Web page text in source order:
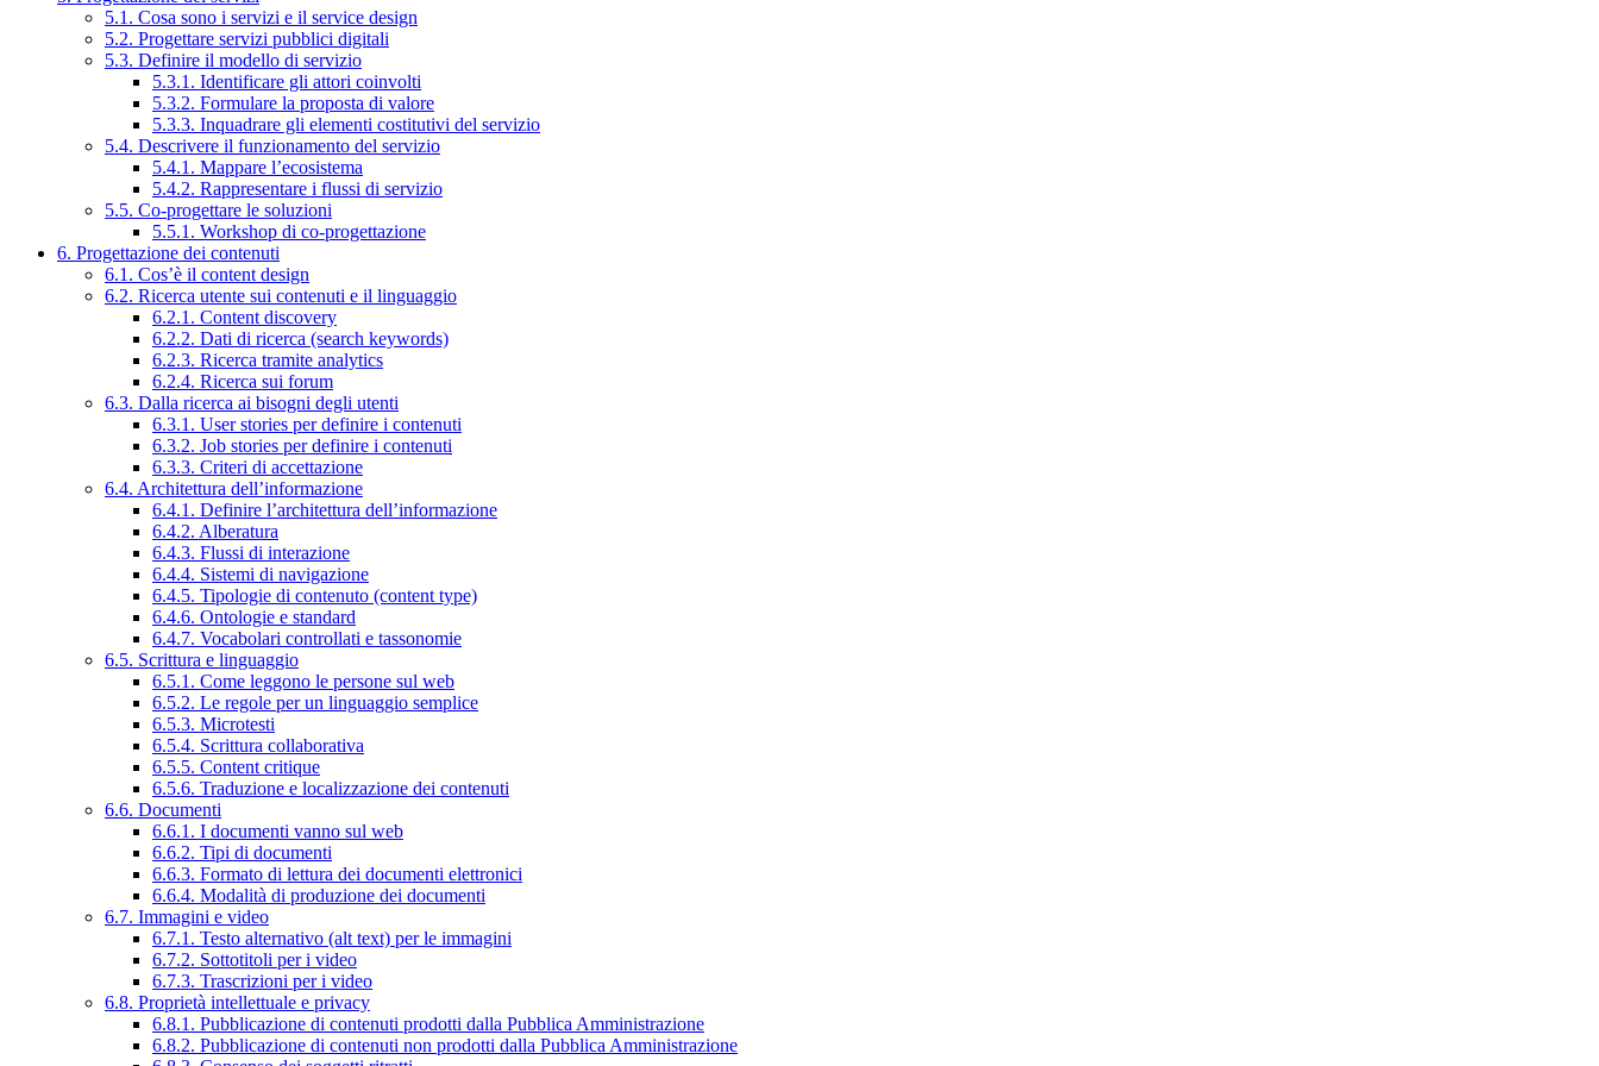
5.1. Cosa sono i servizi e il service design
5.2. Progettare servizi pubblici digitali
5.3. Definire il modello di servizio
5.3.1. Identificare gli attori coinvolti
5.3.2. Formulare la proposta di valore
5.3.3. Inquadrare gli elementi costitutivi del servizio
5.4. Descrivere il funzionamento del servizio
5.4.1. Mappare l’ecosistema
5.4.2. Rappresentare i flussi di servizio
5.5. Co-progettare le soluzioni
5.5.1. Workshop di co-progettazione
6. Progettazione dei contenuti
6.1. Cos’è il content design
6.2. Ricerca utente sui contenuti e il linguaggio
6.2.1. Content discovery
6.2.2. Dati di ricerca (search keywords)
6.2.3. Ricerca tramite analytics
6.2.4. Ricerca sui forum
6.3. Dalla ricerca ai bisogni degli utenti
6.3.1. User stories per definire i contenuti
6.3.2. Job stories per definire i contenuti
6.3.3. Criteri di accettazione
6.4. Architettura dell’informazione
6.4.1. Definire l’architettura dell’informazione
6.4.2. Alberatura
6.4.3. Flussi di interazione
6.4.4. Sistemi di navigazione
6.4.5. Tipologie di contenuto (content type)
6.4.6. Ontologie e standard
6.4.7. Vocabolari controllati e tassonomie
6.5. Scrittura e linguaggio
6.5.1. Come leggono le persone sul web
6.5.2. Le regole per un linguaggio semplice
6.5.3. Microtesti
6.5.4. Scrittura collaborativa
6.5.5. Content critique
6.5.6. Traduzione e localizzazione dei contenuti
6.6. Documenti
6.6.1. I documenti vanno sul web
6.6.2. Tipi di documenti
6.6.3. Formato di lettura dei documenti elettronici
6.6.4. Modalità di produzione dei documenti
6.7. Immagini e video
6.7.1. Testo alternativo (alt text) per le immagini
6.7.2. Sottotitoli per i video
6.7.3. Trascrizioni per i video
6.8. Proprietà intellettuale e privacy
6.8.1. Pubblicazione di contenuti prodotti dalla Pubblica Amministrazione
6.8.2. Pubblicazione di contenuti non prodotti dalla Pubblica Amministrazione